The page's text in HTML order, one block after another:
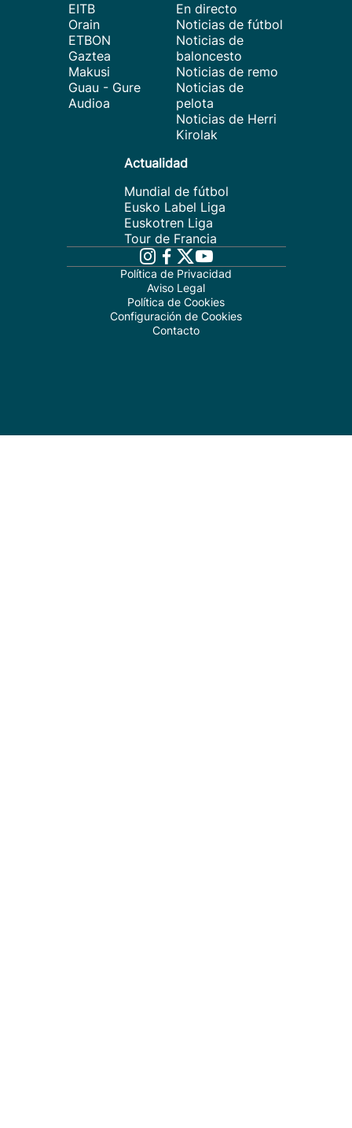
EITB
Orain
ETBON
Gaztea
Makusi
Guau - Gure
Audioa
En directo
Noticias de fútbol
Noticias de
baloncesto
Noticias de remo
Noticias de
pelota
Noticias de Herri
Kirolak
Actualidad
Mundial de fútbol
Eusko Label Liga
Euskotren Liga
Tour de Francia
Política de Privacidad
Aviso Legal
Política de Cookies
Configuración de Cookies
Contacto